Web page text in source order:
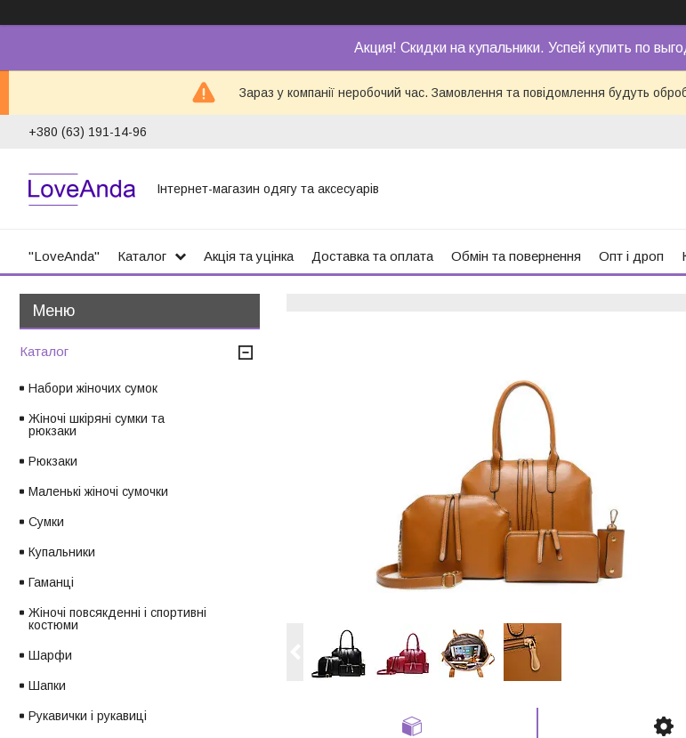
Акция! Скидки на купальники. Успей купить по
Зараз у компанії неробочий час. Замовлення та повідомлення будуть
+380 (63) 191-14-96
Інтернет-магазин одягу та аксесуарів
"LoveAnda" Каталог Акція та уцінка Доставка та оплата Обмін та повернення Опт і дроп
Каталог
Набори жіночих сумок
Жіночі шкіряні сумки та
рюкзаки
Рюкзаки
Маленькі жіночі сумочки
Сумки
Купальники
Гаманці
Жіночі повсякденні і спортивні
костюми
Шарфи
Шапки
Рукавички і рукавиці